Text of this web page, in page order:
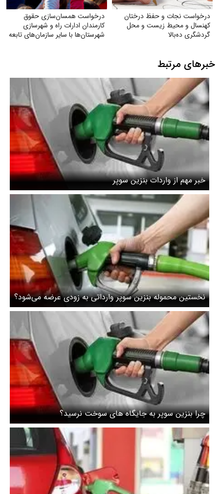
درخواست نجات و حفظ درختان
کهنسال و محیط زیست و محل
گردشگری ده‌بالا
درخواست همسان‌سازی حقوق
کارمندان ادارات راه و شهرسازی
شهرستان‌ها با سایر سازمان‌های تابعه
خبرهای مرتبط
خبر مهم از واردات بنزین سوپر
نخستین محموله بنزین سوپر وارداتی به زودی عرضه می‌شود؟
چرا بنزین سوپر به جایگاه های سوخت نرسید؟